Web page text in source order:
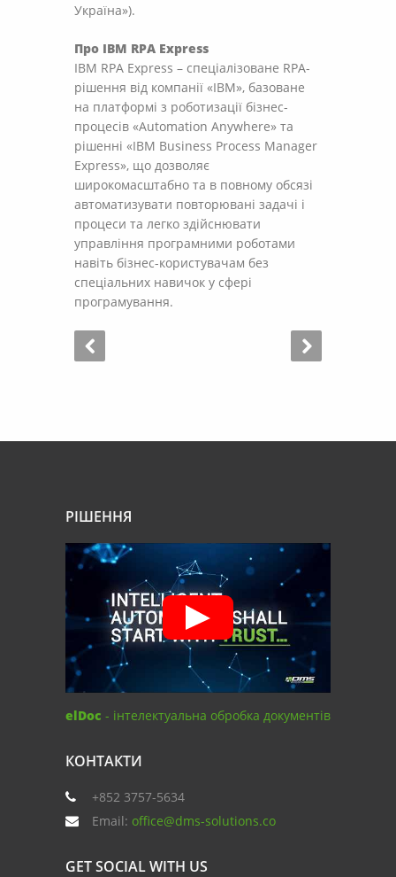
Україна»).
Про IBM RPA Express
IBM RPA Express – спеціалізоване RPA-
рішення від компанії «IBM», базоване
на платформі з роботизації бізнес-
процесів «Automation Anywhere» та
рішенні «IBM Business Process Manager
Express», що дозволяє
широкомасштабно та в повному обсязі
автоматизувати повторювані задачі і
процеси та легко здійснювати
управління програмними роботами
навіть бізнес-користувачам без
спеціальних навичок у сфері
програмування.
РІШЕННЯ
elDoc - інтелектуальна обробка документів
КОНТАКТИ
+852 3757-5634
Email: office@dms-solutions.co
GET SOCIAL WITH US